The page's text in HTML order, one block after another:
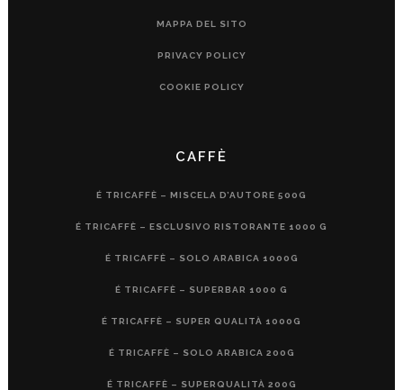
MAPPA DEL SITO
PRIVACY POLICY
COOKIE POLICY
CAFFÈ
É TRICAFFÈ – MISCELA D’AUTORE 500G
É TRICAFFÈ – ESCLUSIVO RISTORANTE 1000 G
É TRICAFFÈ – SOLO ARABICA 1000G
É TRICAFFÈ – SUPERBAR 1000 G
É TRICAFFÈ – SUPER QUALITÀ 1000G
É TRICAFFÈ – SOLO ARABICA 200G
É TRICAFFÈ – SUPERQUALITÀ 200G